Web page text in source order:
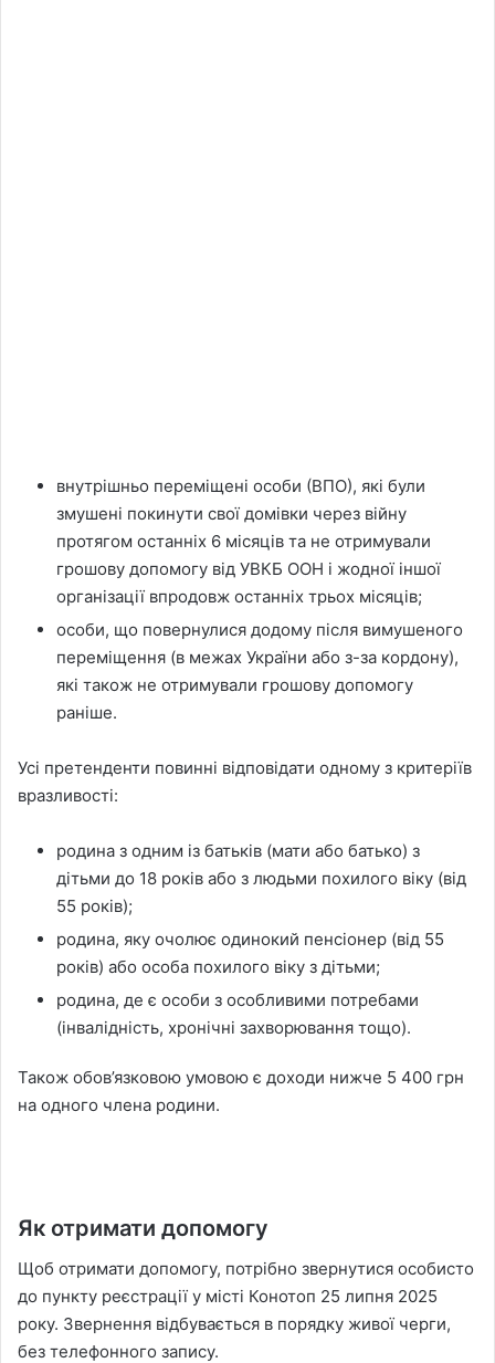
внутрішньо переміщені особи (ВПО), які були
змушені покинути свої домівки через війну
протягом останніх 6 місяців та не отримували
грошову допомогу від УВКБ ООН і жодної іншої
організації впродовж останніх трьох місяців;
особи, що повернулися додому після вимушеного
переміщення (в межах України або з-за кордону),
які також не отримували грошову допомогу
раніше.
Усі претенденти повинні відповідати одному з критеріїв
вразливості:
родина з одним із батьків (мати або батько) з
дітьми до 18 років або з людьми похилого віку (від
55 років);
родина, яку очолює одинокий пенсіонер (від 55
років) або особа похилого віку з дітьми;
родина, де є особи з особливими потребами
(інвалідність, хронічні захворювання тощо).
Також обов’язковою умовою є доходи нижче 5 400 грн
на одного члена родини.
Як отримати допомогу
Щоб отримати допомогу, потрібно звернутися особисто
до пункту реєстрації у місті Конотоп 25 липня 2025
року. Звернення відбувається в порядку живої черги,
без телефонного запису.